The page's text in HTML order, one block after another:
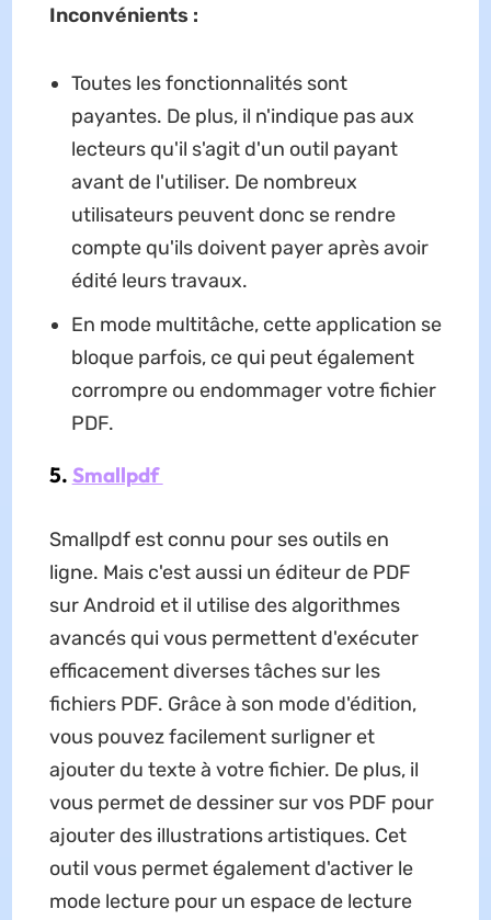
Inconvénients :
Toutes les fonctionnalités sont
payantes. De plus, il n'indique pas aux
lecteurs qu'il s'agit d'un outil payant
avant de l'utiliser. De nombreux
utilisateurs peuvent donc se rendre
compte qu'ils doivent payer après avoir
édité leurs travaux.
En mode multitâche, cette application se
bloque parfois, ce qui peut également
corrompre ou endommager votre fichier
PDF.
5. Smallpdf
Smallpdf est connu pour ses outils en
ligne. Mais c'est aussi un éditeur de PDF
sur Android et il utilise des algorithmes
avancés qui vous permettent d'exécuter
efficacement diverses tâches sur les
fichiers PDF. Grâce à son mode d'édition,
vous pouvez facilement surligner et
ajouter du texte à votre fichier. De plus, il
vous permet de dessiner sur vos PDF pour
ajouter des illustrations artistiques. Cet
outil vous permet également d'activer le
mode lecture pour un espace de lecture